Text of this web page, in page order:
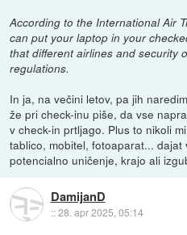
According to the International Air
can put your laptop in your
that different airlines and security
regulations.
In ja, na večini letov, pa jih
že pri check-inu piše, da vse
v check-in prtljago. Plus to nikoli
tablico, mobitel, fotoaparat...
potencialno uničenje, krajo ali
DamijanD
::28. apr 2025, 05:14